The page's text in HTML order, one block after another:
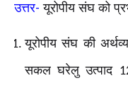
उत्तर- यूरोपीय संघ को
यूरोपीय संघ की
सकल घरेलु उत्पाद